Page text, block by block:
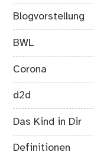
Blogvorstellung
BWL
Corona
d2d
Das Kind in Dir
Definitionen